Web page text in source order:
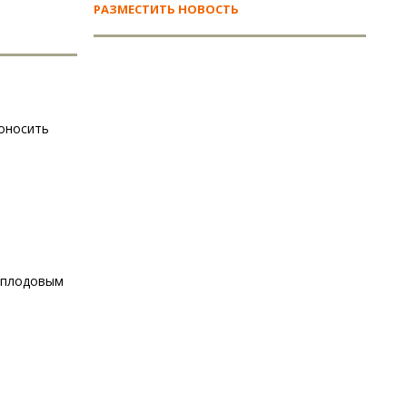
плодовым
РАЗМЕСТИТЬ НОВОСТЬ